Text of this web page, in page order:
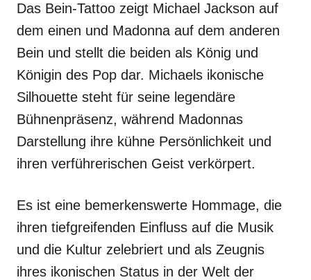
Das Bein-Tattoo zeigt Michael Jackson auf
dem einen und Madonna auf dem anderen
Bein und stellt die beiden als König und
Königin des Pop dar. Michaels ikonische
Silhouette steht für seine legendäre
Bühnenpräsenz, während Madonnas
Darstellung ihre kühne Persönlichkeit und
ihren verführerischen Geist verkörpert.
Es ist eine bemerkenswerte Hommage, die
ihren tiefgreifenden Einfluss auf die Musik
und die Kultur zelebriert und als Zeugnis
ihres ikonischen Status in der Welt der